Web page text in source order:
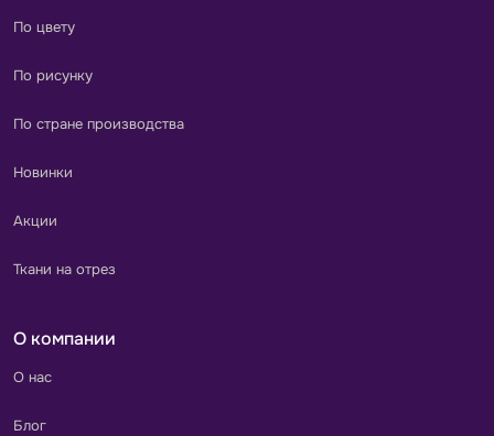
По цвету
По рисунку
По стране производства
Новинки
Акции
Ткани на отрез
О компании
О нас
Блог